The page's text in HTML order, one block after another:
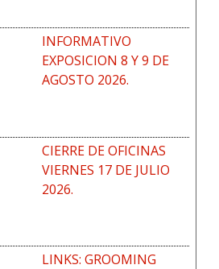
INFORMATIVO
EXPOSICION 8 Y 9 DE
AGOSTO 2026.
CIERRE DE OFICINAS
VIERNES 17 DE JULIO
2026.
LINKS: GROOMING